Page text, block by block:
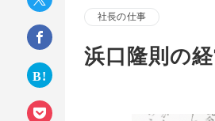
社長の仕事
浜口隆則の